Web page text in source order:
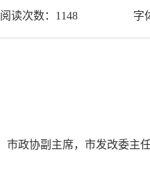
阅读次数： 1148 字
政协副主席，市发改委主